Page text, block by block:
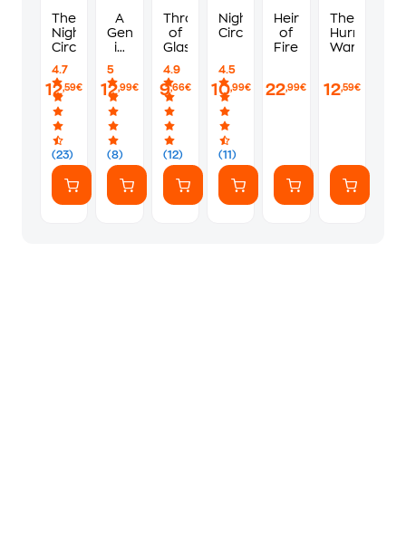
The
Night
Circus
4.7
(23)
12,59€
A
Gentleman
in
5
(8)
12,99€
Throne
of
Glass
4.9
(12)
9,66€
Night
Circus
4.5
(11)
10,99€
Heir
of
Fire
22,99€
The
Hurricane
Wars
12,59€